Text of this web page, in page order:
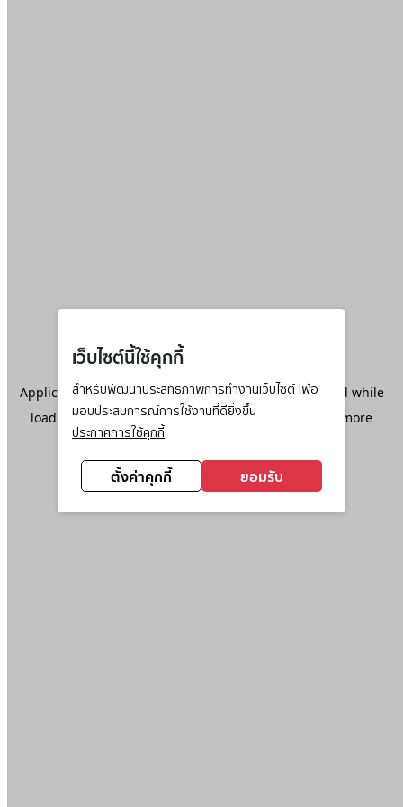
เว็บไซต์นี้ใช้คุกกี้
สำหรับพัฒนาประสิทธิภาพการทำงานเว็บไซต์ เพื่อ
มอบประสบการณ์การใช้งานที่ดียิ่งขึ้น
ประกาศการใช้คุกกี้
ตั้งค่าคุกกี้ ยอมรับ
Application error: aclient-side exception has occurred while
loadingwww.ktc.co.th(see the browser console
for more
information).